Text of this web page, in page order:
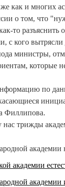
как и многих
о том, что
то
с кого
министры,
которые
по
Филлипова.
трижды
академии
академии